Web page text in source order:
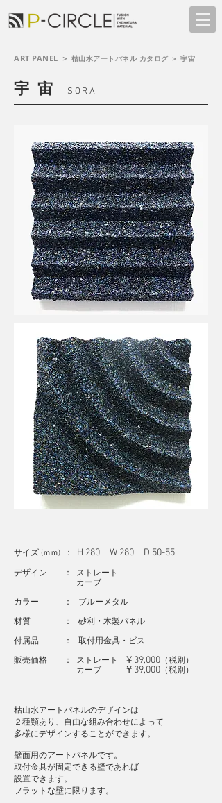
宇 宙 SORA
サイズ (ｍｍ) ： H 280 W 280 D 50-55
デザイン ： ストレート
カーブ
カラー ： ブルーメタル
材質 ： 砂利・木製パネル
付属品 ： 取付用金具・ビス
販売価格 ： ストレート
￥39,000 （税別 ）
カーブ
￥39,000 （税別 ）
枯山水アートパネルのデザインは
２種類あり ​、自由な組み合わせによって
多様にデザインすることができます。
壁面用のアートパネルです。
取付金具が固定できる壁であれば
設置できます。
フラットな壁に限ります。
ART PANEL ＞ 枯山水アートパネル カタログ ＞ 宇宙